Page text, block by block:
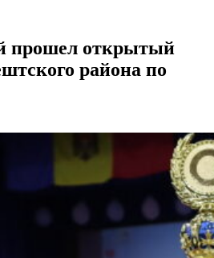
прошел открытый
района по